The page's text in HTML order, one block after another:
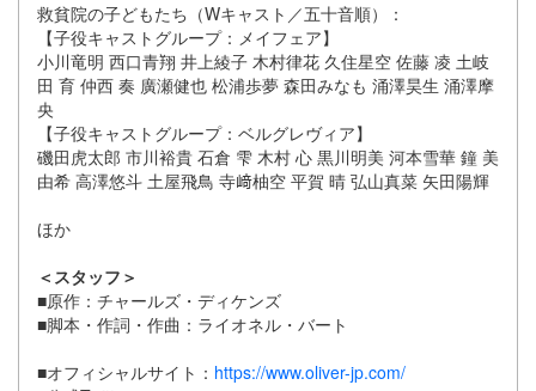
救貧院の子どもたち（Wキャスト／五十音順）：
【子役キャストグループ：メイフェア】
小川竜明 西口青翔 井上綾子 木村律花 久住星空 佐藤 凌 土岐
田 育 仲西 奏 廣瀬健也 松浦歩夢 森田みなも 涌澤昊生 涌澤摩
央
【子役キャストグループ：ベルグレヴィア】
磯田虎太郎 市川裕貴 石倉 雫 木村 心 黒川明美 河本雪華 鐘 美
由希 高澤悠斗 土屋飛鳥 寺﨑柚空 平賀 晴 弘山真菜 矢田陽輝
ほか
＜スタッフ＞
■原作：チャールズ・ディケンズ
■脚本・作詞・作曲：ライオネル・バート
■オフィシャルサイト： https://www.oliver-jp.com/